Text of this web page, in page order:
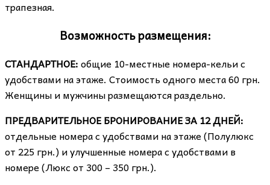
трапезная.
Возможность размещения:
СТАНДАРТНОЕ:общие 10-местные номера-кельи с
удобствами на этаже. Стоимость одного места 60 грн.
Женщины и мужчины размещаются раздельно.
ПРЕДВАРИТЕЛЬНОЕ БРОНИРОВАНИЕ ЗА 12 ДНЕЙ:
отдельные номера с удобствами на этаже (Полулюкс
от 225 грн.) и улучшенные номера с удобствами в
номере (Люкс от 300 – 350 грн.).